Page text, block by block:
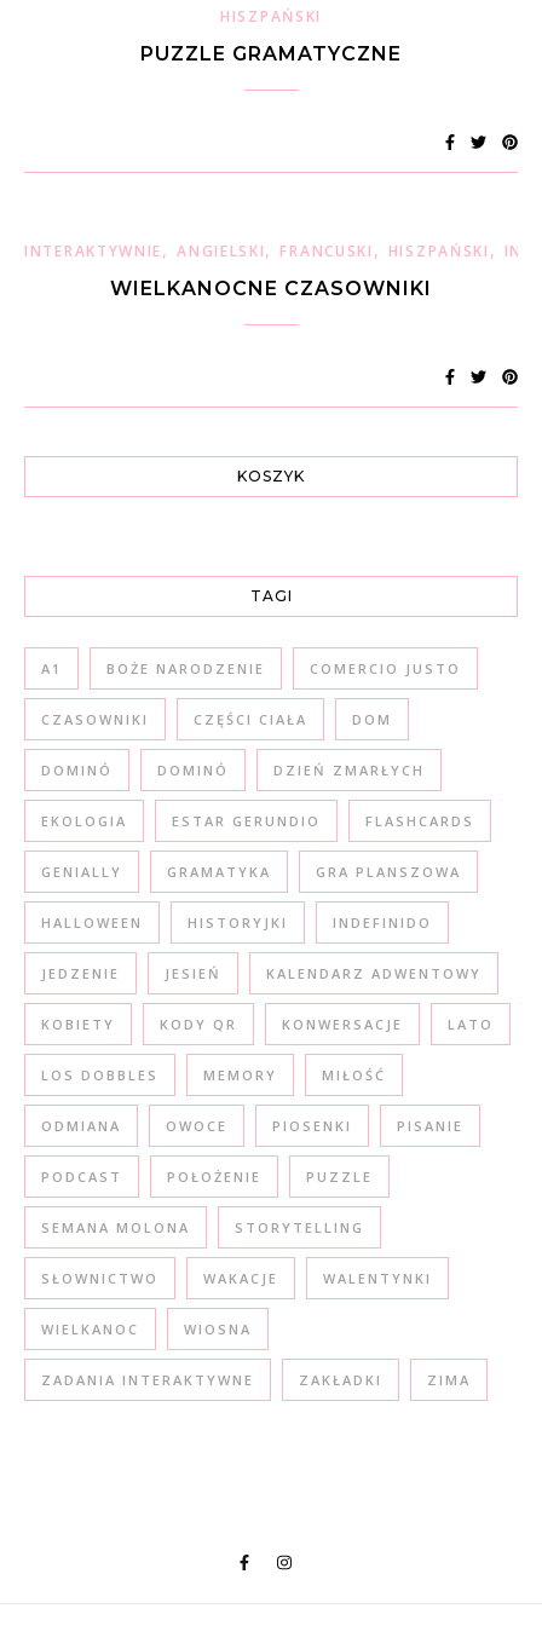
HISZPAŃSKI
PUZZLE GRAMATYCZNE
INTERAKTYWNIE,ANGIELSKI, FRANCUSKI , HISZPAŃSKI ,
WIELKANOCNE CZASOWNIKI
KOSZYK
TAGI
A1 BOŻE NARODZENIE COMERCIO JUSTO
CZASOWNIKI CZĘŚCI CIAŁA DOM
DOMINÓ DOMINÓ DZIEŃ ZMARŁYCH
EKOLOGIA ESTAR GERUNDIO FLASHCARDS
GENIALLY GRAMATYKA GRA PLANSZOWA
HALLOWEEN HISTORYJKI INDEFINIDO
JEDZENIE JESIEŃ KALENDARZ ADWENTOWY
KOBIETY KODY QR KONWERSACJE LATO
LOS DOBBLES MEMORY MIŁOŚĆ
ODMIANA OWOCE PIOSENKI PISANIE
PODCAST POŁOŻENIE PUZZLE
SEMANA MOLONA STORYTELLING
SŁOWNICTWO WAKACJE WALENTYNKI
WIELKANOC WIOSNA
ZADANIA INTERAKTYWNE ZAKŁADKI ZIMA